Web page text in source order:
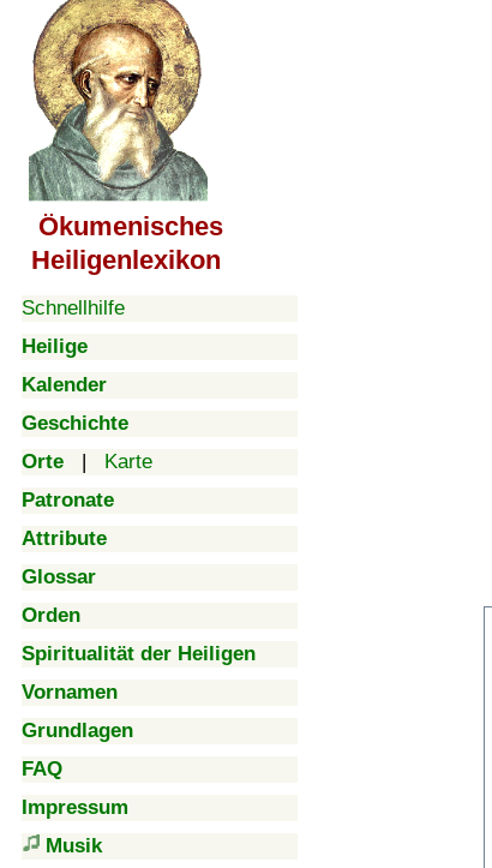
Ökumenisches
Heiligenlexikon
Schnellhilfe
Heilige
Kalender
Geschichte
Orte | Karte
Patronate
Attribute
Glossar
Orden
Spiritualität der Heiligen
Vornamen
Grundlagen
FAQ
Impressum
Musik